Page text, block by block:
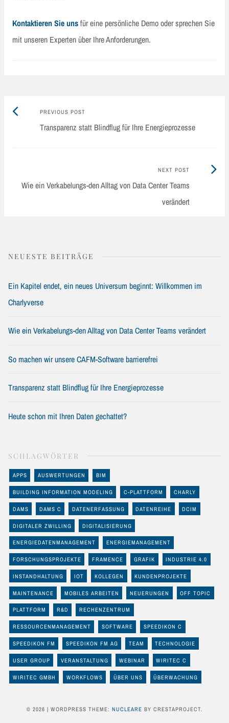
Kontaktieren Sie unsfür eine persönliche Demo oder sprechen Sie
mit unseren Experten über Ihre Anforderungen.
Post
navigation
PREVIOUS POSTPrevious
post:
Transparenz statt Blindflug für Ihre Energieprozesse
NEXT POST
Wie ein Verkabelungs-den Alltag von Data Center Teams
verändert
NEUESTE BEITRÄGE
Ein Kapitel endet, ein neues Universum beginnt: Willkommen im
Charlyverse
Wie ein Verkabelungs-den Alltag von Data Center Teams verändert
So machen wir unsere CAFM-Software barrierefrei
Transparenz statt Blindflug für Ihre Energieprozesse
Heute schon mit Ihren Daten gechattet?
SCHLAGWÖRTER
APPS AUSWERTUNGEN BIM
BUILDING INFORMATION MODELING C-PLATTFORM CHARLY
DAMS DAMS C DATENERFASSUNG DATENREIHE DCIM
DIGITALER ZWILLING DIGITALISIERUNG
ENERGIEDATENMANAGEMENT ENERGIEMANAGEMENT
FORSCHUNGSPROJEKTE FRAMENCE GRAFIK INDUSTRIE 4.0
INSTANDHALTUNG IOT KOLLEGEN KUNDENPROJEKTE
MAINTENANCE MOBILES ARBEITEN NEUERUNGEN OFF TOPIC
PLATTFORM R&D RECHENZENTRUM
RESSOURCENMANAGEMENT SOFTWARE SPEEDIKON C
SPEEDIKON FM SPEEDIKON FM AG TEAM TECHNOLOGIE
USER GROUP VERANSTALTUNG WEBINAR WIRITEC C
WIRITEC GMBH WORKFLOWS ÜBER UNS ÜBERWACHUNG
© 2026 | WORDPRESS THEME: NUCLEARE BY CRESTAPROJECT.